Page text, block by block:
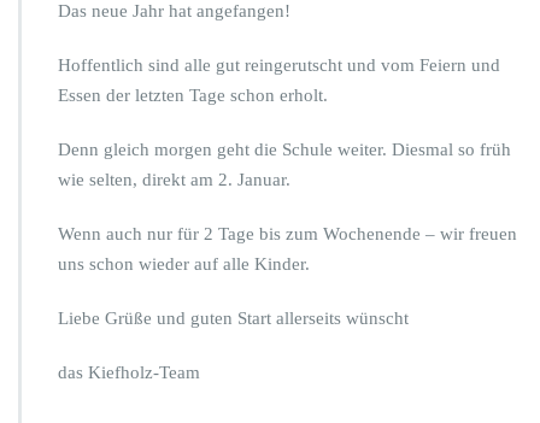
1.’2
E
e
a
Das neue Jahr hat angefangen!
Hoffentlich sind alle gut reingerutscht und vom Feiern und
Essen der letzten Tage schon erholt.
Denn gleich morgen geht die Schule weiter. Diesmal so früh
wie selten, direkt am 2. Januar.
Wenn auch nur für 2 Tage bis zum Wochenende – wir freuen
uns schon wieder auf alle Kinder.
Liebe Grüße und guten Start allerseits wünscht
das Kiefholz-Team